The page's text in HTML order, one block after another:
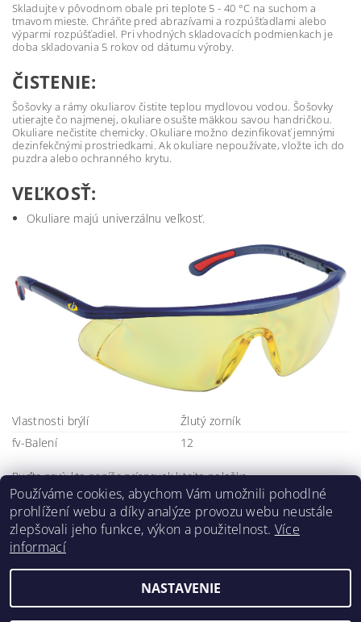
Skladujte v pôvodnom obale pri teplote 5 - 40 °C na suchom a
tmavom mieste. Chráňte pred abrazívami a rozpúšťadlami alebo
výparmi rozpúšťadiel. Pri vhodných skladovacích podmienkach je
doba skladovania 5 rokov od dátumu výroby.
ČISTENIE:
Šošovky a rámy okuliarov čistite teplou mydlovou vodou. Šošovky
utierajte čo najmenej, okuliare osušte mäkkou savou handričkou.
Okuliare nečistite chemicky. Okuliare možno dezinfikovať jemnými
dezinfekčnými prostriedkami. Ak okuliare nepoužívate, vložte ich do
puzdra alebo ochranného krytu.
VEĽKOSŤ:
Okuliare majú univerzálnu veľkosť.
Vlastnosti brýlí
Žlutý zorník
fv-Balení
12
Buďte prvý, kto napíše príspevok k tejto položke.
Pridať komentár
2026 ©Klimafil, všetky práva vyhradené
Používáme cookies, abychom Vám umožnili pohodlné
prohlížení webu a díky analýze provozu webu neustále
zlepšovali jeho funkce, výkon a použitelnost. Více
informací
NASTAVENIE